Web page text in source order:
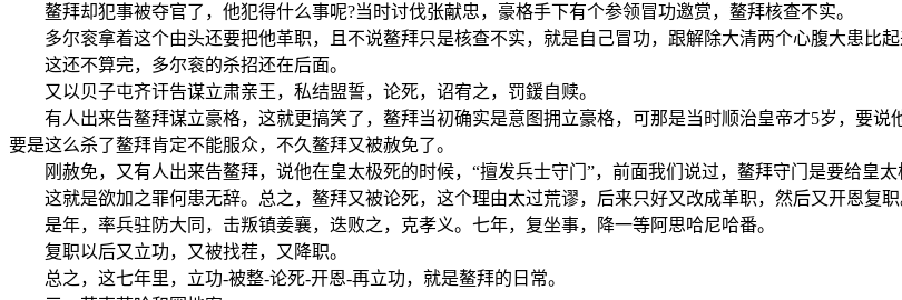
鳌拜却犯事被夺官了，他犯得什么事呢?当时讨伐张献忠，豪格手下有个参领冒功邀赏，鳌拜核查不实。
多尔衮拿着这个由头还要把他革职，且不说鳌拜只是核查不实，就是自己冒功，跟解除大清两个心腹大患比起
这还不算完，多尔衮的杀招还在后面。
又以贝子屯齐讦告谋立肃亲王，私结盟誓，论死，诏宥之，罚鍰自赎。
有人出来告鳌拜谋立豪格，这就更搞笑了，鳌拜当初确实是意图拥立豪格，可那是当时顺治皇帝才5岁，要说
要是这么杀了鳌拜肯定不能服众，不久鳌拜又被赦免了。
刚赦免，又有人出来告鳌拜，说他在皇太极死的时候，“擅发兵士守门”，前面我们说过，鳌拜守门是要给皇太
这就是欲加之罪何患无辞。总之，鳌拜又被论死，这个理由太过荒谬，后来只好又改成革职，然后又开恩复职
是年，率兵驻防大同，击叛镇姜襄，迭败之，克孝义。七年，复坐事，降一等阿思哈尼哈番。
复职以后又立功，又被找茬，又降职。
总之，这七年里，立功-被整-论死-开恩-再立功，就是鳌拜的日常。